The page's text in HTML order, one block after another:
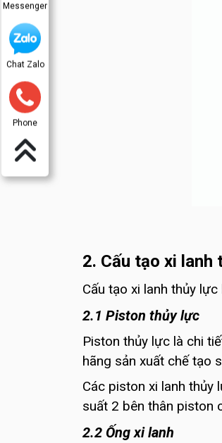
Messenger
Chat Zalo
Phone
2. Cấu tạo xi lanh
Cấu tạo xi lanh thủy
2.1 Piston thủy lực
Piston thủy lực là chi
hãng sản xuất chế tạo
Các piston xi lanh thủy
suất 2 bên thân piston
2.2 Ống xi lanh